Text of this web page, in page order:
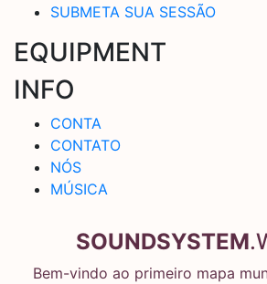
SUBMETA SUA SESSÃO
EQUIPMENT
INFO
CONTA
CONTATO
NÓS
MÚSICA
SOUNDSYSTEM
Bem-vindo ao primeiro mapa